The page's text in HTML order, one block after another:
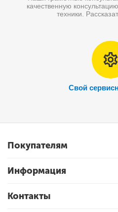
качественную
техники.
Свой
Покупателям
Информация
Контакты